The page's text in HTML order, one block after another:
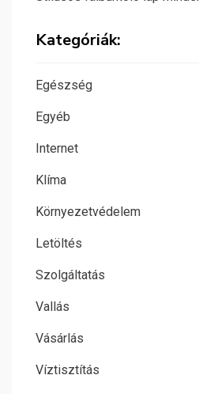
Kategóriák:
Egészség
Egyéb
Internet
Klíma
Környezetvédelem
Letöltés
Szolgáltatás
Vallás
Vásárlás
Víztisztítás